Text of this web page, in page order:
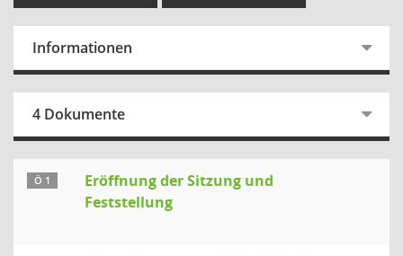
Informationen
4 Dokumente
Ö 1
Eröffnung der Sitzung und
Feststellung